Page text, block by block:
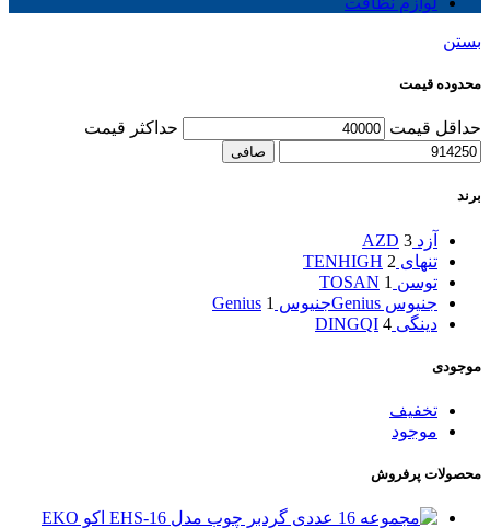
بستن
محدوده قیمت
حداقل قیمت حداكثر قيمت
صافی
برند
آزد AZD 3
تنهای TENHIGH 2
توسن TOSAN 1
جنیوس Genius
جنیوس Genius 1
دینگی DINGQI 4
موجودی
تخفیف
موجود
محصولات پرفروش